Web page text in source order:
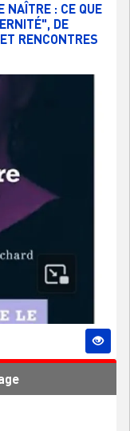
NAÎTRE : CE QUE
DE
RENCONTRES